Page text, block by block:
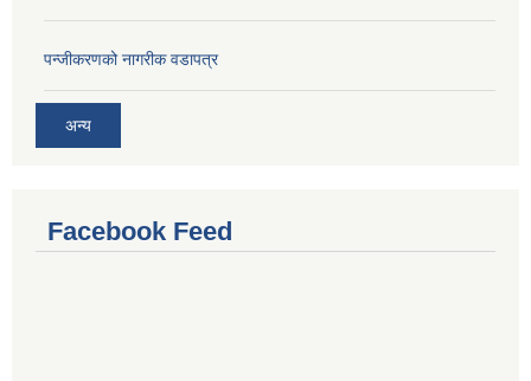
प‍न्जीकरणको नागरीक वडापत्र
अन्य
Facebook Feed